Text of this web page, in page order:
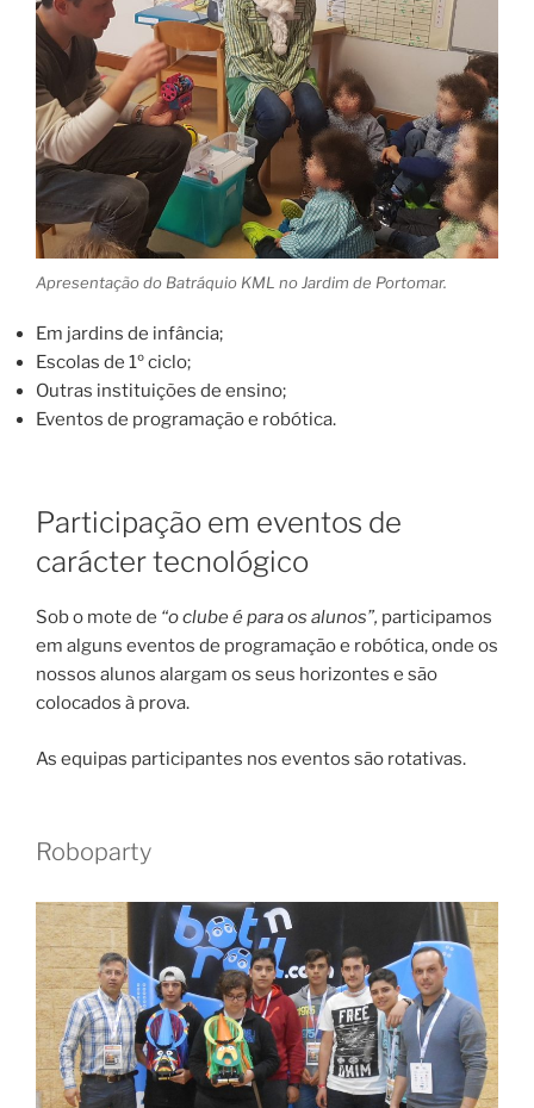
Apresentação do Batráquio KML no Jardim de Portomar.
Em jardins de infância;
Escolas de 1º ciclo;
Outras instituições de ensino;
Eventos de programação e robótica.
Participação em eventos de
carácter tecnológico
Sob o mote de “o clube é para os alunos”, participamos
em alguns eventos de programação e robótica, onde os
nossos alunos alargam os seus horizontes e são
colocados à prova.
As equipas participantes nos eventos são rotativas.
Roboparty